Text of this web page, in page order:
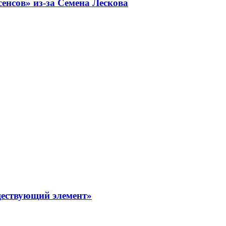
из-за Семена Лескова
элемент»